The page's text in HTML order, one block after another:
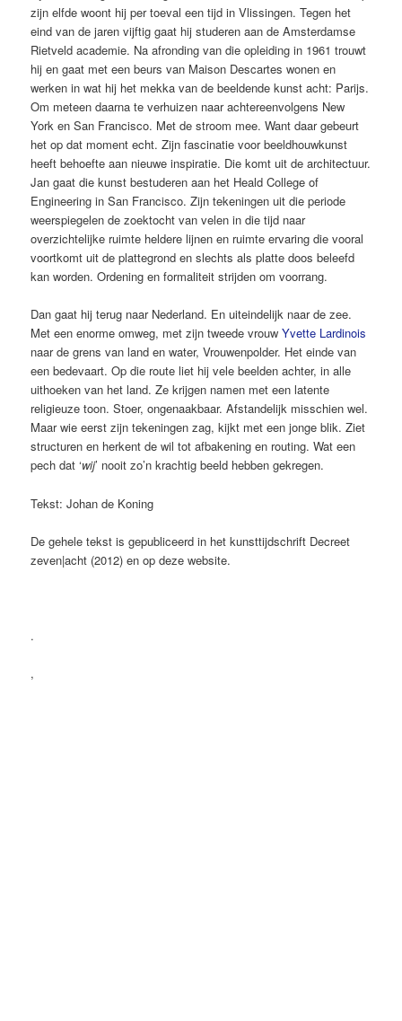
zijn elfde woont hij per toeval een tijd in Vlissingen. Tegen het
eind van de jaren vijftig gaat hij studeren aan de Amsterdamse
Rietveld academie. Na afronding van die opleiding in 1961 trouwt
hij en gaat met een beurs van Maison Descartes wonen en
werken in wat hij het mekka van de beeldende kunst acht: Parijs.
Om meteen daarna te verhuizen naar achtereenvolgens New
York en San Francisco. Met de stroom mee. Want daar gebeurt
het op dat moment echt. Zijn fascinatie voor beeldhouwkunst
heeft behoefte aan nieuwe inspiratie. Die komt uit de architectuur.
Jan gaat die kunst bestuderen aan het Heald College of
Engineering in San Francisco. Zijn tekeningen uit die periode
weerspiegelen de zoektocht van velen in die tijd naar
overzichtelijke ruimte heldere lijnen en ruimte ervaring die vooral
voortkomt uit de plattegrond en slechts als platte doos beleefd
kan worden. Ordening en formaliteit strijden om voorrang.
Dan gaat hij terug naar Nederland. En uiteindelijk naar de zee.
Met een enorme omweg, met zijn tweede vrouwYvette Lardinois
naar de grens van land en water, Vrouwenpolder. Het einde van
een bedevaart. Op die route liet hij vele beelden achter, in alle
uithoeken van het land. Ze krijgen namen met een latente
religieuze toon. Stoer, ongenaakbaar. Afstandelijk misschien wel.
Maar wie eerst zijn tekeningen zag, kijkt met een jonge blik. Ziet
structuren en herkent de wil tot afbakening en routing. Wat een
pech dat ‘wij’ nooit zo’n krachtig beeld hebben gekregen.
Tekst: Johan de Koning
De gehele tekst is gepubliceerd in het kunsttijdschrift Decreet
zeven|acht (2012) en op deze website.
.
,